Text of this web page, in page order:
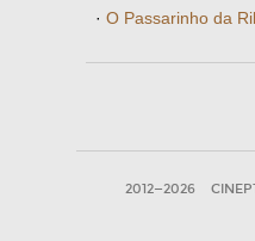
· O Passarinho da
2012—2026